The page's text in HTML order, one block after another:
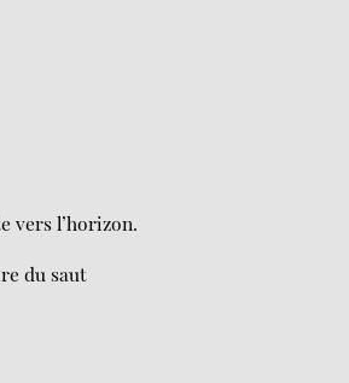
vers l’horizon.
du saut